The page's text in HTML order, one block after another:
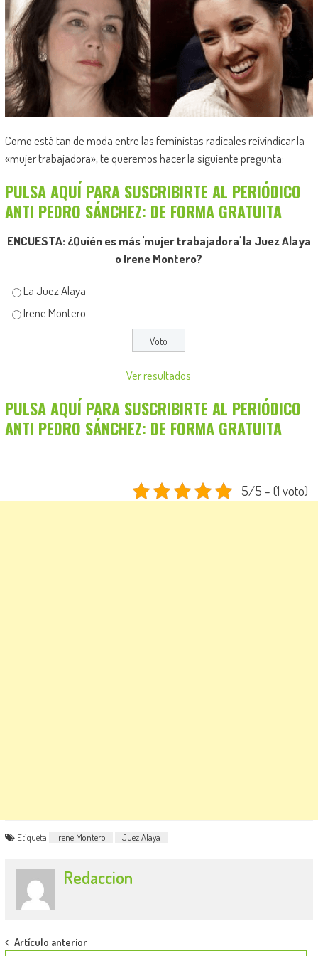
Como está tan de moda entre las feministas radicales reivindicar la
«mujer trabajadora», te queremos hacer la siguiente pregunta:
PULSA AQUÍ PARA SUSCRIBIRTE AL PERIÓDICO
ANTI PEDRO SÁNCHEZ: DE FORMA GRATUITA
ENCUESTA: ¿Quién es más 'mujer trabajadora' la Juez Alaya
o Irene Montero?
La Juez Alaya
Irene Montero
Ver resultados
PULSA AQUÍ PARA SUSCRIBIRTE AL PERIÓDICO
ANTI PEDRO SÁNCHEZ: DE FORMA GRATUITA
5/5 - (1 voto)
Etiqueta Irene Montero Juez Alaya
Redaccion
Post
Artículo anterior